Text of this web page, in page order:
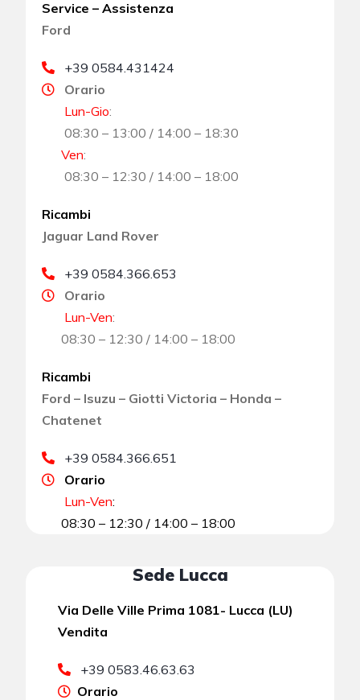
Service – Assistenza
Ford
+39 0584.431424
Orario
Lun-Gio:
08:30 – 13:00 / 14:00 – 18:30
Ven:
08:30 – 12:30 / 14:00 – 18:00
Ricambi
Jaguar Land Rover
+39 0584.366.653
Orario
Lun-Ven:
08:30 – 12:30 / 14:00 – 18:00
Ricambi
Ford – Isuzu – Giotti Victoria – Honda –
Chatenet
+39 0584.366.651
Orario
Lun-Ven:
08:30 – 12:30 / 14:00 – 18:00
Sede Lucca
Via Delle Ville Prima 1081- Lucca (LU)
Vendita
+39 0583.46.63.63
Orario